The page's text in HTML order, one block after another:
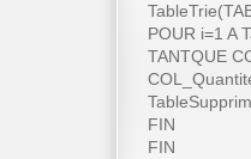
POUR i=1 A
TANTQUE
FIN
FIN